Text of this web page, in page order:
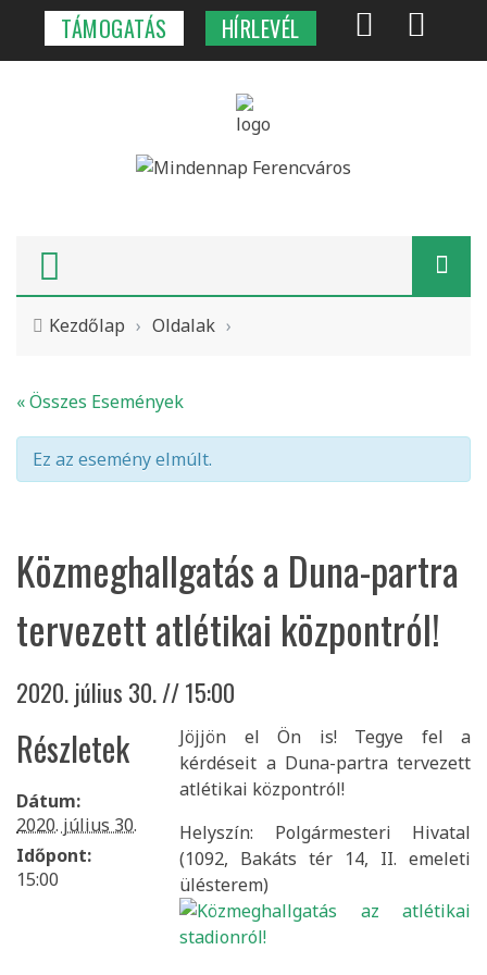
LAKÁSPOLITIKA
GYEREK
KÖZTÉR-INGATLAN
KÖZÜGYEK
CIVILEK-KULTÚRA
TÁMOGATÁS HÍRLEVÉL
Kezdőlap › Oldalak ›
« Összes Események
Ez az esemény elmúlt.
Közmeghallgatás a Duna-partra
tervezett atlétikai központról!
2020. július 30. // 15:00
Jöjjön el Ön is! Tegye fel a
kérdéseit a Duna-partra tervezett
atlétikai központról!
Helyszín: Polgármesteri Hivatal
(1092, Bakáts tér 14, II. emeleti
ülésterem)
Részletek
Dátum:
2020. július 30.
Időpont:
15:00